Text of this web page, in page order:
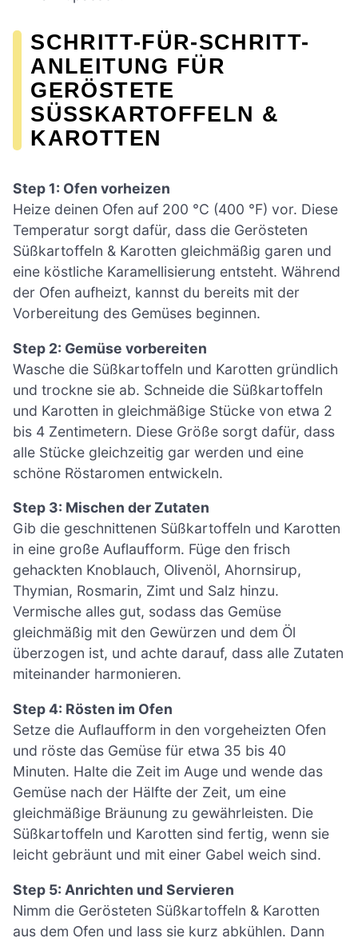
SCHRITT-FÜR-SCHRITT-
ANLEITUNG FÜR
GERÖSTETE
SÜSSKARTOFFELN & K
AROTTEN
Step 1: Ofen vorheizen
Heize deinen Ofen auf 200 °C (400 °F) vor. Diese
Temperatur sorgt dafür, dass die Gerösteten
Süßkartoffeln & Karotten gleichmäßig garen und
eine köstliche Karamellisierung entsteht. Während
der Ofen aufheizt, kannst du bereits mit der
Vorbereitung des Gemüses beginnen.
Step 2: Gemüse vorbereiten
Wasche die Süßkartoffeln und Karotten gründlich
und trockne sie ab. Schneide die Süßkartoffeln
und Karotten in gleichmäßige Stücke von etwa 2
bis 4 Zentimetern. Diese Größe sorgt dafür, dass
alle Stücke gleichzeitig gar werden und eine
schöne Röstaromen entwickeln.
Step 3: Mischen der Zutaten
Gib die geschnittenen Süßkartoffeln und Karotten
in eine große Auflaufform. Füge den frisch
gehackten Knoblauch, Olivenöl, Ahornsirup,
Thymian, Rosmarin, Zimt und Salz hinzu.
Vermische alles gut, sodass das Gemüse
gleichmäßig mit den Gewürzen und dem Öl
überzogen ist, und achte darauf, dass alle Zutaten
miteinander harmonieren.
Step 4: Rösten im Ofen
Setze die Auflaufform in den vorgeheizten Ofen
und röste das Gemüse für etwa 35 bis 40
Minuten. Halte die Zeit im Auge und wende das
Gemüse nach der Hälfte der Zeit, um eine
gleichmäßige Bräunung zu gewährleisten. Die
Süßkartoffeln und Karotten sind fertig, wenn sie
leicht gebräunt und mit einer Gabel weich sind.
Step 5: Anrichten und Servieren
Nimm die Gerösteten Süßkartoffeln & Karotten
aus dem Ofen und lass sie kurz abkühlen. Dann